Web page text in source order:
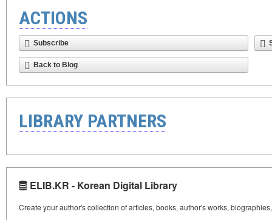
ACTIONS
Subscribe
Back to Blog
LIBRARY PARTNERS
ELIB.KR - Korean Digital Library
Create your author's collection of articles, books, author's works,